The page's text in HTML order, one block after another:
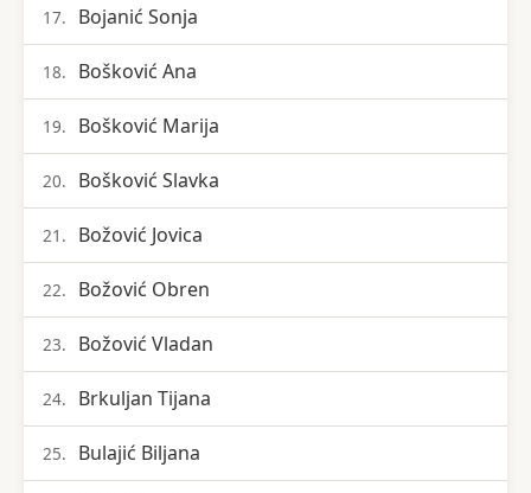
17. Bojanić Sonja
18. Bošković Ana
19. Bošković Marija
20. Bošković Slavka
21. Božović Jovica
22. Božović Obren
23. Božović Vladan
24. Brkuljan Tijana
25. Bulajić Biljana